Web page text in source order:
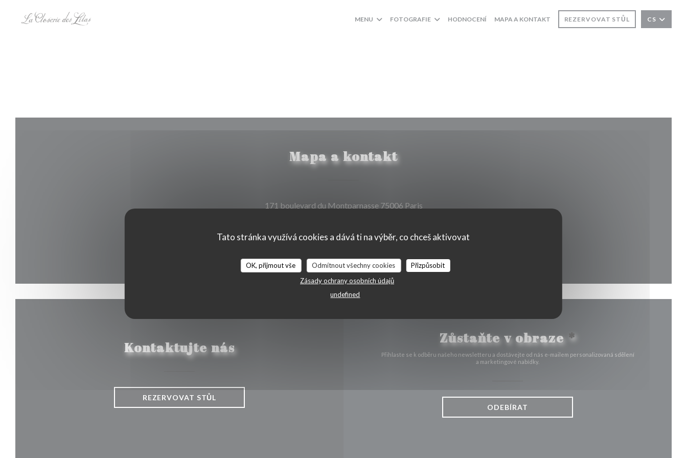
Tato stránka využívá cookies a dává ti na výběr, co chceš aktivovat
OK, přijmout vše Odmítnout všechny cookies
Přizpůsobit
Zásady ochrany osobních údajů
undefined
MENU FOTOGRAFIE HODNOCENÍ MAPA A KONTAKT REZERVOVAT STŮL CS
Mapa a kontakt
171 boulevard du Montparnasse 75006 Paris((otevře se v novém okně))
Kontaktujte nás
REZERVOVAT STŮL
Zůstaňte v obraze *
Přihlaste se k odběru našeho newsletteru a dostávejte od nás e-mailem personalizovaná sdělení
a marketingové nabídky.
ODEBÍRAT